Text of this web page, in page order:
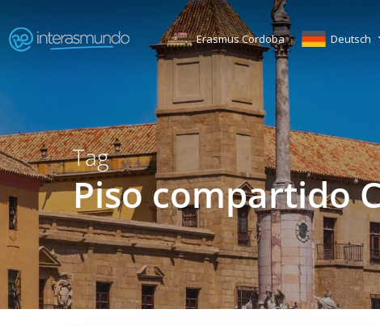
to
main
Erasmus Cordoba Deutsch
Tag
Piso compartido